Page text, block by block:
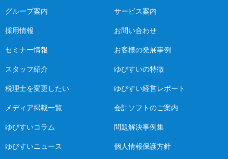
グループ案内 サービス案内
採用情報 お問い合わせ
セミナー情報 お客様の発展事例
スタッフ紹介 ゆびすいの特徴
税理士を変更したい ゆびすい経営レポート
メディア掲載一覧 会計ソフトのご案内
ゆびすいコラム 問題解決事例集
ゆびすいニュース 個人情報保護方針